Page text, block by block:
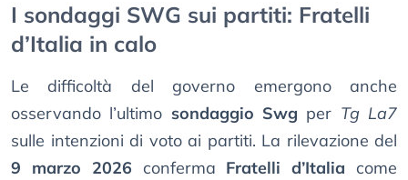
I sondaggi SWG sui partiti: Fratelli
d’Italia in calo
Le difficoltà del governo emergono anche
osservando l’ultimo sondaggio Swg per Tg La7
sulle intenzioni di voto ai partiti. La rilevazione del
9 marzo 2026 conferma Fratelli d’Italia come